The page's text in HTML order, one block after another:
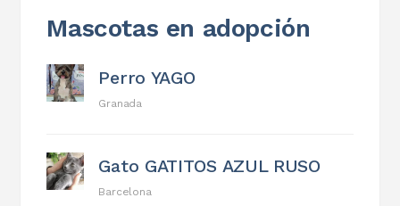
Mascotas en adopción
Perro YAGO
Granada
Gato GATITOS AZUL RUSO
Barcelona